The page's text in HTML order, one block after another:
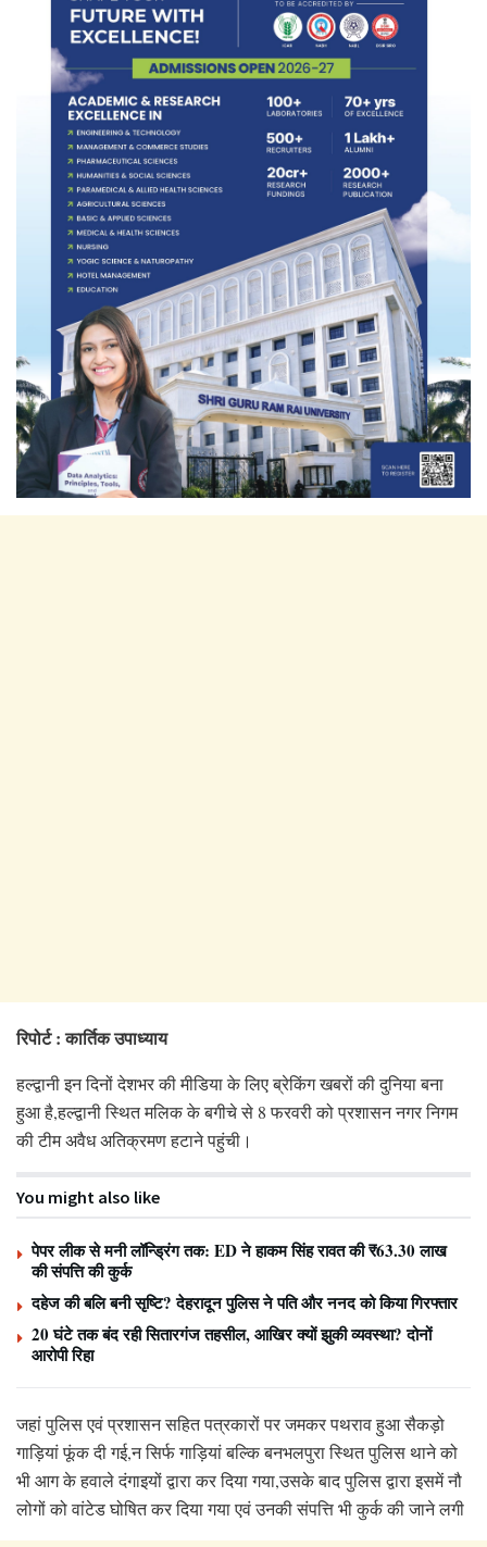
रिपोर्ट : कार्तिक उपाध्याय
हल्द्वानी इन दिनों देशभर की मीडिया के लिए ब्रेकिंग खबरों की दुनिया बना
हुआ है,हल्द्वानी स्थित मलिक के बगीचे से 8 फरवरी को प्रशासन नगर निगम
की टीम अवैध अतिक्रमण हटाने पहुंची।
You might also like
पेपर लीक से मनी लॉन्ड्रिंग तक: ED ने हाकम सिंह रावत की ₹63.30 लाख
की संपत्ति की कुर्क
दहेज की बलि बनी सृष्टि? देहरादून पुलिस ने पति और ननद को किया गिरफ्तार
20 घंटे तक बंद रही सितारगंज तहसील, आखिर क्यों झुकी व्यवस्था? दोनों
आरोपी रिहा
जहां पुलिस एवं प्रशासन सहित पत्रकारों पर जमकर पथराव हुआ सैकड़ो
गाड़ियां फूंक दी गई,न सिर्फ गाड़ियां बल्कि बनभलपुरा स्थित पुलिस थाने को
भी आग के हवाले दंगाइयों द्वारा कर दिया गया,उसके बाद पुलिस द्वारा इसमें नौ
लोगों को वांटेड घोषित कर दिया गया एवं उनकी संपत्ति भी कुर्क की जाने लगी